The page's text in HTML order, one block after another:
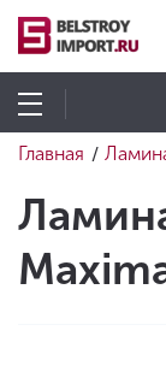
Главная /